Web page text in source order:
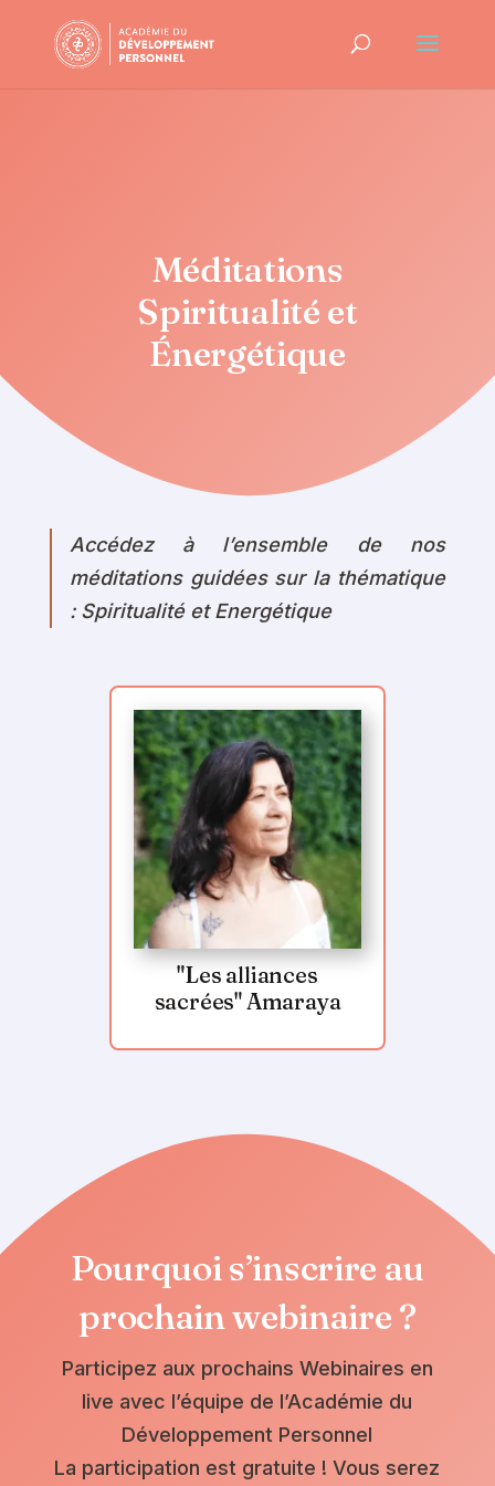
Méditations
Spiritualité et
Énergétique
Accédez à l’ensemble de nos
méditations guidées sur la thématique
: Spiritualité et Energétique
"Les alliances
sacrées" Amaraya
Pourquoi s’inscrire au
prochain webinaire ?
Participez aux prochains Webinaires en
live avec l’équipe de l’Académie du
Développement Personnel
La participation est gratuite ! Vous serez